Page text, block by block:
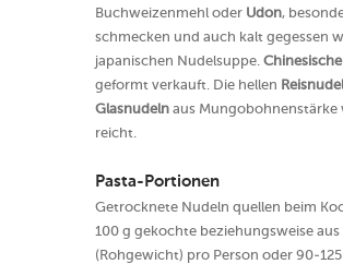
Buchweizenmehl oder Udon,
schmecken und auch kalt gegessen
japanischen Nudelsuppe.
geformt verkauft. Die hellen
Glasnudeln aus Mungobohnenstärke
reicht.
Pasta-Portionen
Getrocknete Nudeln quellen beim
100 g gekochte beziehungsweise
(Rohgewicht) pro Person oder 90-